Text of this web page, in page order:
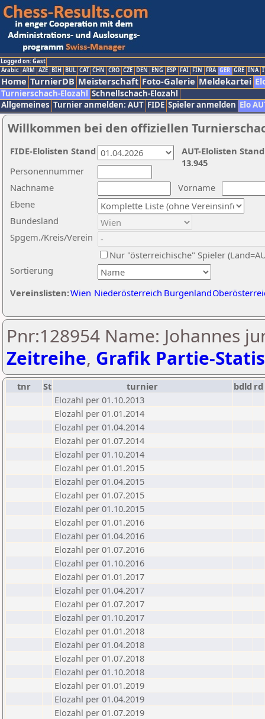
Logged on: Gast
Arabic ARM AZE BIH BUL CAT CHN CRO CZE DEN ENG ESP FAI FIN FRA GER GRE INA
Home TurnierDB Meisterschaft Foto-Galerie Meldekartei
Turnierschach-Elozahl Schnellschach-Elozahl
Allgemeines Turnier anmelden: AUT FIDE Spieler anmelden Elo
Willkommen bei den offiziellen
Nachname
Vorname
Ebene
Sortierung
Personennummer
Bundesland
Spgem./Kreis/Verein
Nur "österreichische" Spieler
Vereinslisten:Wien Niederösterreich Burgenland
AUT-Elolisten
13.945
FIDE-Elolisten Stand
Pnr:128954 Name: Johannes
Zeitreihe, Grafik Partie-
tnr St turnier bdld rd
Elozahl per 01.10.2013
Elozahl per 01.01.2014
Elozahl per 01.04.2014
Elozahl per 01.07.2014
Elozahl per 01.10.2014
Elozahl per 01.01.2015
Elozahl per 01.04.2015
Elozahl per 01.07.2015
Elozahl per 01.10.2015
Elozahl per 01.01.2016
Elozahl per 01.04.2016
Elozahl per 01.07.2016
Elozahl per 01.10.2016
Elozahl per 01.01.2017
Elozahl per 01.04.2017
Elozahl per 01.07.2017
Elozahl per 01.10.2017
Elozahl per 01.01.2018
Elozahl per 01.04.2018
Elozahl per 01.07.2018
Elozahl per 01.10.2018
Elozahl per 01.01.2019
Elozahl per 01.04.2019
Elozahl per 01.07.2019